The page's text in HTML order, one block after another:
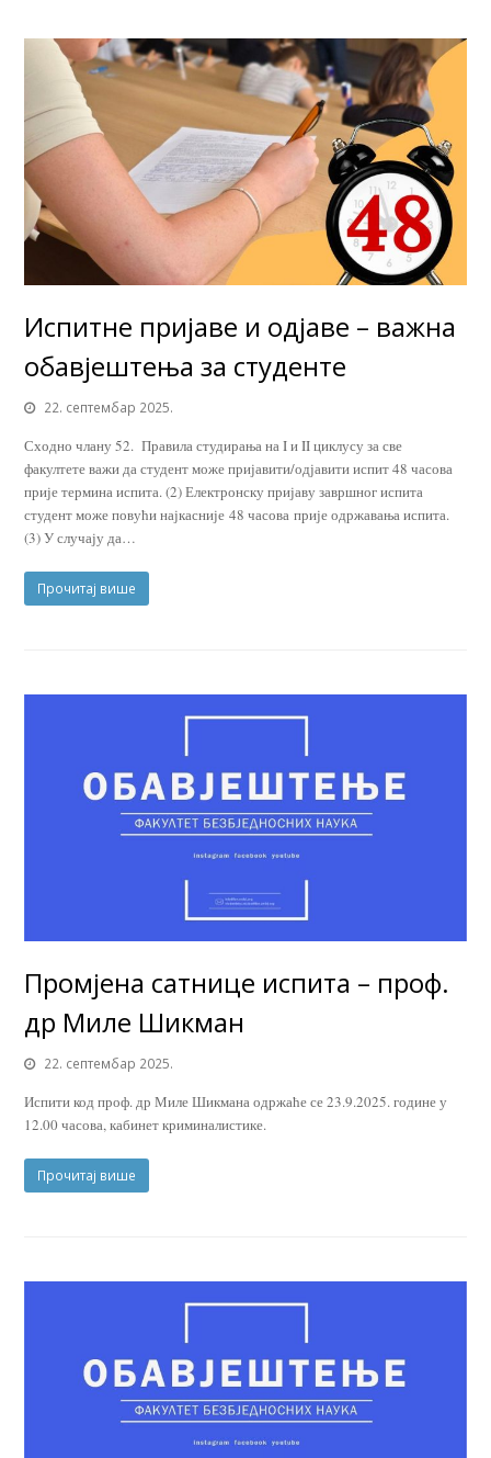
Испитне пријаве и одјаве – важна
обавјештења за студенте
22. септембар 2025.
Сходно члану 52. Правила студирања на I и II циклусу за све
факултете важи да студент може пријавити/одјавити испит 48 часова
прије термина испита. (2) Електронску пријаву завршног испита
студент може повући најкасније 48 часова прије одржавања испита.
(3) У случају да…
Прочитај више
Промјена сатнице испита – проф.
др Миле Шикман
22. септембар 2025.
Испити код проф. др Миле Шикмана одржаће се 23.9.2025. године у
12.00 часова, кабинет криминалистике.
Прочитај више